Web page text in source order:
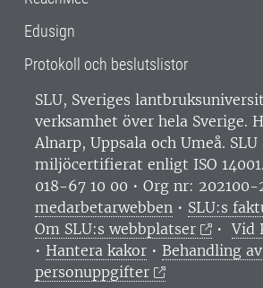
Edusign
Protokoll och beslutslistor
SLU, Sveriges
verksamhet över hela Sverige.
Alnarp, Uppsala och Umeå. SLU
miljöcertifierat enligt ISO
018-67 10 00 • Org nr: 202100-
medarbetarwebben • SLU:s
Om SLU:s webbplatser
•Vid
• Hantera kakor • Behandling av
personuppgifter